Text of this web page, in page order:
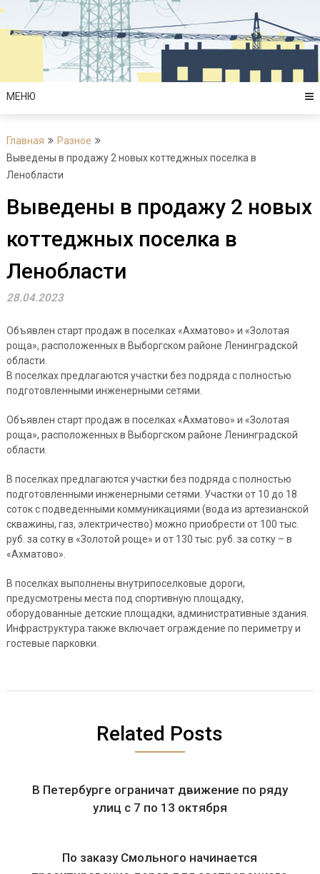
Перейти
содержимому
МЕНЮ
Главная
Разное
Выведены в продажу 2 новых коттеджных поселка в
Ленобласти
Выведены в продажу 2 новых
коттеджных поселка в
Ленобласти
28.04.2023
Объявлен старт продаж в поселках «Ахматово» и «Золотая
роща», расположенных в Выборгском районе Ленинградской
области.
В поселках предлагаются участки без подряда с полностью
подготовленными инженерными сетями.
Объявлен старт продаж в поселках «Ахматово» и «Золотая
роща», расположенных в Выборгском районе Ленинградской
области.
В поселках предлагаются участки без подряда с полностью
подготовленными инженерными сетями. Участки от 10 до 18
соток с подведенными коммуникациями (вода из артезианской
скважины, газ, электричество) можно приобрести от 100 тыс.
руб. за сотку в «Золотой роще» и от 130 тыс. руб. за сотку – в
«Ахматово».
В поселках выполнены внутрипоселковые дороги,
предусмотрены места под спортивную площадку,
оборудованные детские площадки, административные здания.
Инфраструктура также включает ограждение по периметру и
гостевые парковки.
Related Posts
В Петербурге ограничат движение по ряду
улиц с 7 по 13 октября
По заказу Смольного начинается